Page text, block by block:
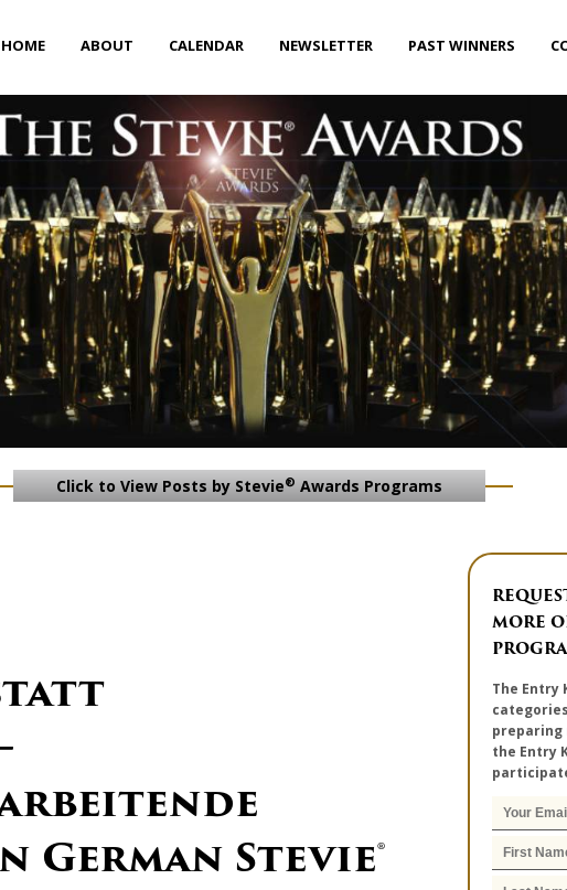
HOME ABOUT CALENDAR NEWSLETTER PAST WINNERS
Click to View Posts by Stevie® Awards Programs
German Stevie®
MORE
The
preparing
the Entry